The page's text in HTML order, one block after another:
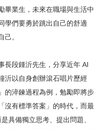
畢業生，未來在職場與生活中
學們要勇於跳出自己的舒適
己。
長段鍾沂先生，分享近年 AI
沂以自身創辦滾石唱片歷經
的淬鍊過程為例，勉勵即將步
沒有標準答案」的時代，而最
具備獨立思考、提出問題、